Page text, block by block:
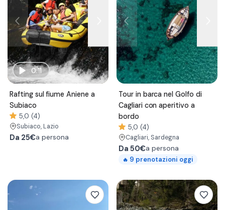
0:11
Rafting sul fiume Aniene a
Subiaco
5,0 (4)
Subiaco, Lazio
Da 25€a persona
Tour in barca nel Golfo di
Cagliari con aperitivo a
bordo
5,0 (4)
Cagliari, Sardegna
Da 50€a persona
🔥 9 prenotazioni oggi